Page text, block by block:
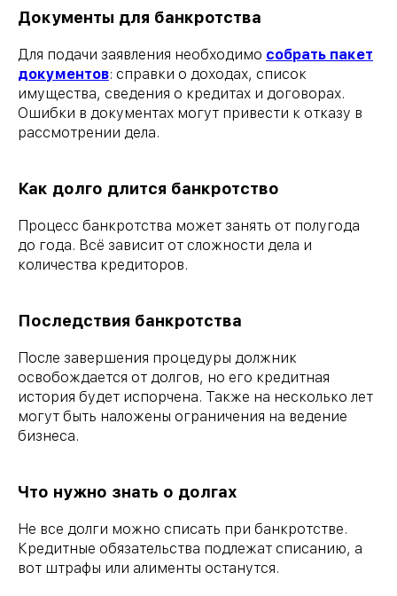
Документы для банкротства
Для подачи заявления необходимо собрать пакет
документов: справки о доходах, список
имущества, сведения о кредитах и договорах.
Ошибки в документах могут привести к отказу в
рассмотрении дела.
Как долго длится банкротство
Процесс банкротства может занять от полугода
до года. Всё зависит от сложности дела и
количества кредиторов.
Последствия банкротства
После завершения процедуры должник
освобождается от долгов, но его кредитная
история будет испорчена. Также на несколько лет
могут быть наложены ограничения на ведение
бизнеса.
Что нужно знать о долгах
Не все долги можно списать при банкротстве.
Кредитные обязательства подлежат списанию, а
вот штрафы или алименты останутся.